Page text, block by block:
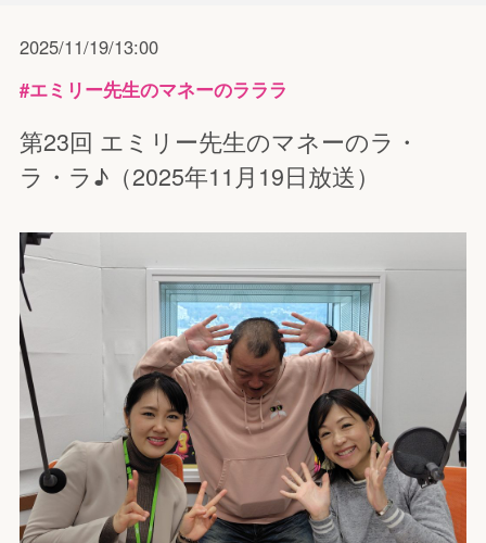
2025/11/19/13:00
#エミリー先生のマネーのラララ
第23回 エミリー先生のマネーのラ・
ラ・ラ♪（2025年11月19日放送）